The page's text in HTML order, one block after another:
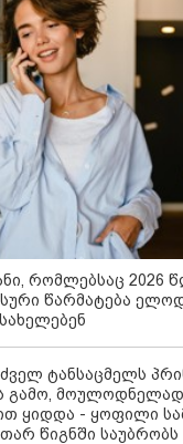
რომლებსაც 2026
წარმატება
ტანსაცმელს
გამო,
ყიდდა - ყოფილი
წიგნში საუბრობს